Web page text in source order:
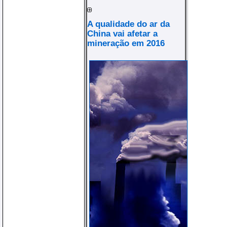
A qualidade do ar da
China vai afetar a
mineração em 2016